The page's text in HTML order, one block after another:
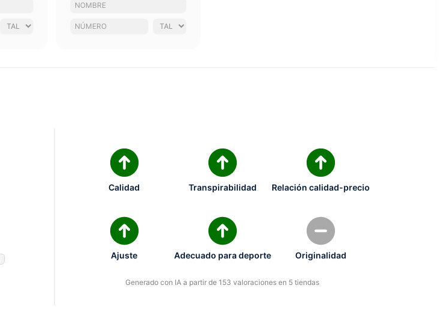
Calidad Transpirabilidad Relación calidad-precio
Ajuste Adecuado para deporte Originalidad
Generado con IA a partir de 153 valoraciones en 5 tiendas